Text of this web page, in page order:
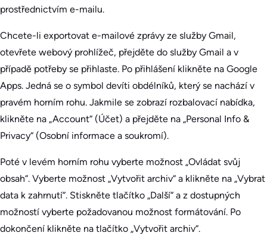
prostřednictvím e-mailu.
Chcete-li exportovat e-mailové zprávy ze služby Gmail,
otevřete webový prohlížeč, přejděte do služby Gmail a v
případě potřeby se přihlaste. Po přihlášení klikněte na Google
Apps. Jedná se o symbol devíti obdélníků, který se nachází v
pravém horním rohu. Jakmile se zobrazí rozbalovací nabídka,
klikněte na „Account“ (Účet) a přejděte na „Personal Info &
Privacy“ (Osobní informace a soukromí).
Poté v levém horním rohu vyberte možnost „Ovládat svůj
obsah“. Vyberte možnost „Vytvořit archiv“ a klikněte na „Vybrat
data k zahrnutí“. Stiskněte tlačítko „Další“ a z dostupných
možností vyberte požadovanou možnost formátování. Po
dokončení klikněte na tlačítko „Vytvořit archiv“.